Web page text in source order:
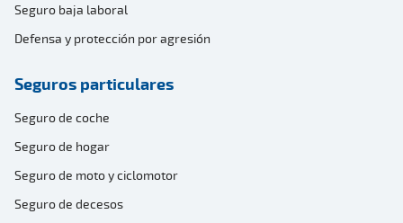
Seguro baja laboral
Defensa y protección por agresión
Seguros particulares
Seguro de coche
Seguro de hogar
Seguro de moto y ciclomotor
Seguro de decesos